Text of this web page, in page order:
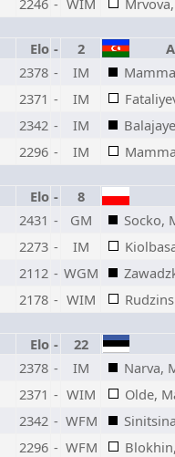
2246 - WIM
Elo - 2
2378 - IM
2371 - IM
2342 - IM
2296 - IM
Elo - 8
2431 - GM
Socko,
2273 - IM
2112 - WGM
2178 - WIM
Elo - 22
2378 - IM
Narva,
2371 - WIM
Olde,
2342 - WFM
2296 - WFM